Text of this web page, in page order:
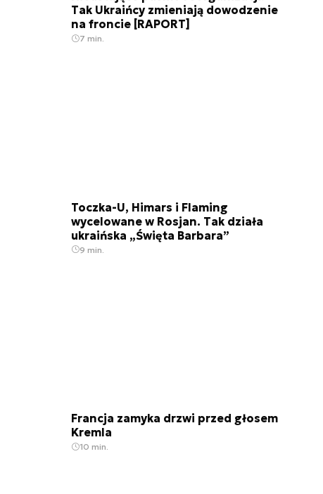
Tak Ukraińcy zmieniają dowodzenie
na froncie [RAPORT]
7 min.
Toczka-U, Himars i Flaming
wycelowane w Rosjan. Tak działa
ukraińska „Święta Barbara”
9 min.
Francja zamyka drzwi przed głosem
Kremla
10 min.